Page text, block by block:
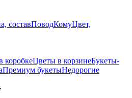
составПоводКомуЦвет,
коробкеЦветы в корзинеБукеты-
Премиум букетыНедорогие